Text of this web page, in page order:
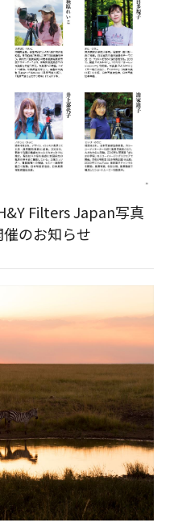
Filters Japan写真
のお知らせ